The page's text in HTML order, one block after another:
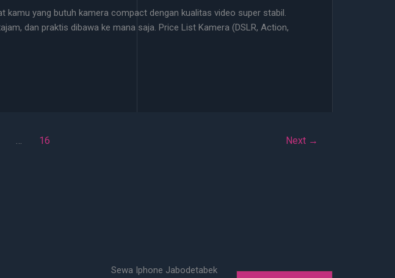
yang butuh kamera compact dengan kualitas video super stabil.
dan praktis dibawa ke mana saja. Price List Kamera (DSLR, Action,
… 16 Next →
Sewa Iphone Jabodetabek